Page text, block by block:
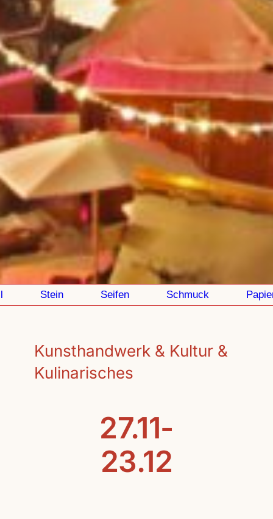
Stein Seifen Schmuck Papier
Kunsthandwerk & Kultur &
Kulinarisches
27.11-
23.12